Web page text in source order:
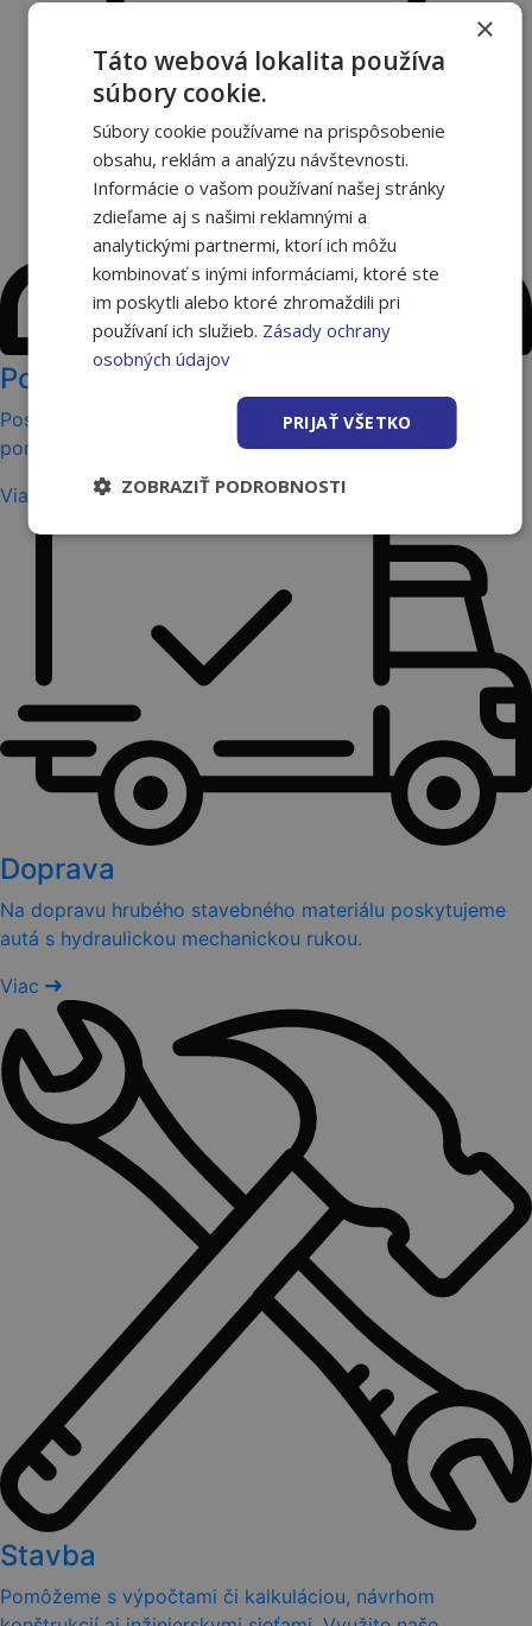
Poradenstvo
Poskytovanie kompletných služieb zákazníkom vrátane
poradenskej činnosti, výpočtov a kalkulácií.
Viac
Doprava
Na dopravu hrubého stavebného materiálu poskytujeme
autá s hydraulickou mechanickou rukou.
Viac
Stavba
Pomôžeme s výpočtami či kalkuláciou, návrhom
×
Táto webová lokalita používa
súbory cookie.
Súbory cookie používame na prispôsobenie
obsahu, reklám a analýzu návštevnosti.
Informácie o vašom používaní našej stránky
zdieľame aj s našimi reklamnými a
analytickými partnermi, ktorí ich môžu
kombinovať s inými informáciami, ktoré ste
im poskytli alebo ktoré zhromaždili pri
používaní ich služieb. Zásady ochrany
osobných údajov
PRIJAŤ VŠETKO
ZOBRAZIŤ PODROBNOSTI